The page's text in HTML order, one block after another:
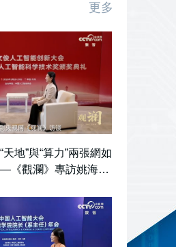
更多
地”與“算力”兩張網如
《觀瀾》專訪姚海鵬